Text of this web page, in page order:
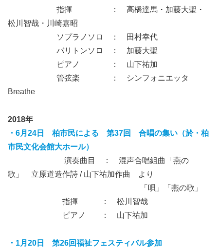
指揮 ： 高橋達馬・加藤大聖・
松川智哉・川崎嘉昭
ソプラノソロ ： 田村幸代
バリトンソロ ： 加藤大聖
ピアノ ： 山下祐加
管弦楽 ： シンフォニエッタ
Breathe
2018年
・6月24日 柏市民による 第37回 合唱の集い（於・柏
市民文化会館大ホール）
演奏曲目 ： 混声合唱組曲「燕の
歌」 立原道造作詩 / 山下祐加作曲 より
「唄」「燕の歌」
指揮 ： 松川智哉
ピアノ ： 山下祐加
・1月20日 第26回福祉フェスティバル参加